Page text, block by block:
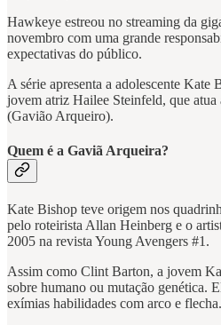
Hawkeye estreou no streaming da
novembro com uma grande
expectativas do público.
A série apresenta a adolescente Kate
jovem atriz Hailee Steinfeld, que atua
(Gavião Arqueiro).
Quem é a Gaviã Arqueira?
Kate Bishop teve origem nos
pelo roteirista Allan Heinberg e o
2005 na revista Young Avengers #1.
Assim como Clint Barton, a jovem
sobre humano ou mutação genética.
exímias habilidades com arco e flecha.